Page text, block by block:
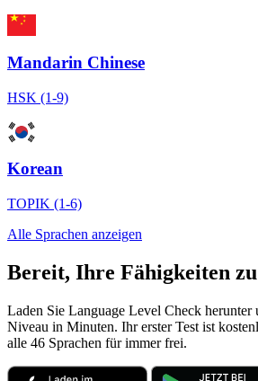
Mandarin Chinese
HSK (1-9)
Korean
TOPIK (1-6)
Alle Sprachen anzeigen
Bereit, Ihre Fähigkeiten zu
Laden Sie Language Level Check herunter
Niveau in Minuten. Ihr erster Test ist
alle 46 Sprachen für immer frei.